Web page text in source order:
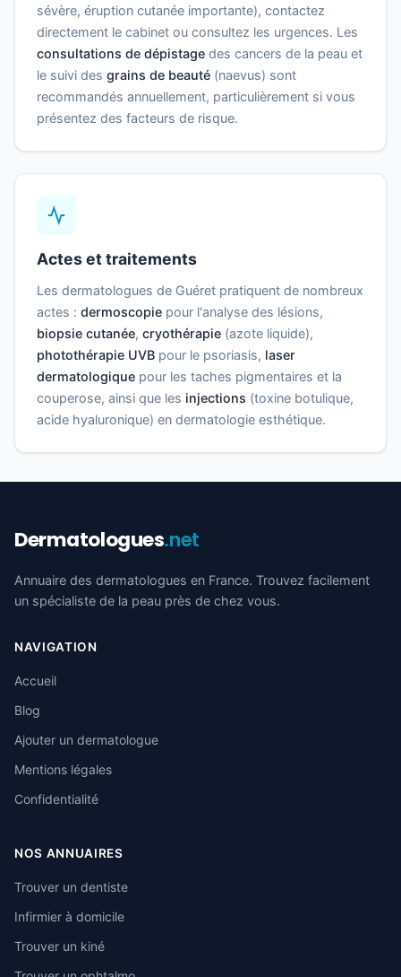
sévère, éruption cutanée importante), contactez
directement le cabinet ou consultez les urgences. Les
consultations de dépistage des cancers de la peau et
le suivi des grains de beauté (naevus) sont
recommandés annuellement, particulièrement si vous
présentez des facteurs de risque.
Actes et traitements
Les dermatologues de Guéret pratiquent de nombreux
actes : dermoscopie pour l'analyse des lésions,
biopsie cutanée, cryothérapie (azote liquide),
photothérapie UVB pour le psoriasis, laser
dermatologique pour les taches pigmentaires et la
couperose, ainsi que les injections (toxine botulique,
acide hyaluronique) en dermatologie esthétique.
Dermatologues.net
Annuaire des dermatologues en France. Trouvez facilement
un spécialiste de la peau près de chez vous.
NAVIGATION
Accueil
Blog
Ajouter un dermatologue
Mentions légales
Confidentialité
NOS ANNUAIRES
Trouver un dentiste
Infirmier à domicile
Trouver un kiné